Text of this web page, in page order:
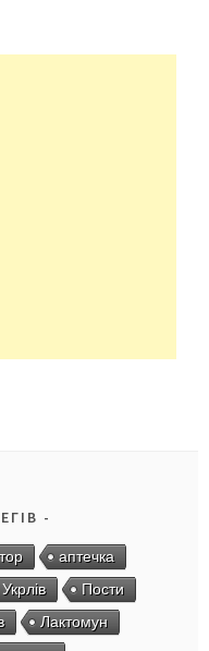
аптечка
Укрлів
Пости
Лактомун